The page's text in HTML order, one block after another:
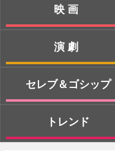
映画
演劇
セレブ＆ゴシップ
トレンド